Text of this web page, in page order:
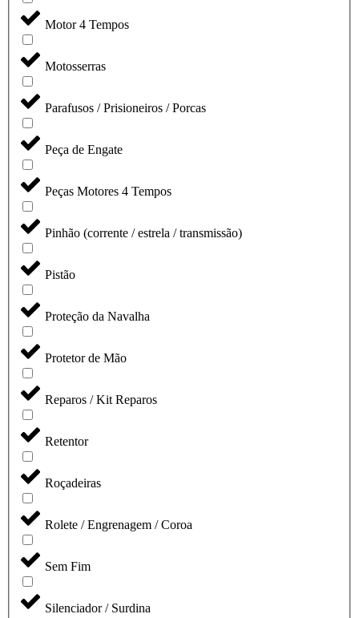
Motor 4 Tempos
Motosserras
Parafusos / Prisioneiros / Porcas
Peça de Engate
Peças Motores 4 Tempos
Pinhão (corrente / estrela / transmissão)
Pistão
Proteção da Navalha
Protetor de Mão
Reparos / Kit Reparos
Retentor
Roçadeiras
Rolete / Engrenagem / Coroa
Sem Fim
Silenciador / Surdina